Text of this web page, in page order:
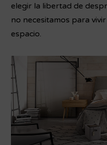
elegir la libertad de
no necesitamos para
espacio.